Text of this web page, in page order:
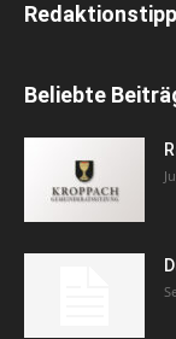
Redaktionstipp
Beliebte